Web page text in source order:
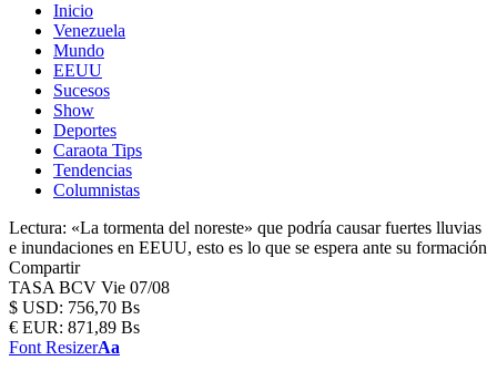
Inicio
Venezuela
Mundo
EEUU
Sucesos
Show
Deportes
Caraota Tips
Tendencias
Columnistas
Lectura: «La tormenta del noreste» que podría causar fuertes lluvias
e inundaciones en EEUU, esto es lo que se espera ante su formación
Compartir
TASA BCV Vie 07/08
$ USD: 756,70 Bs
€ EUR: 871,89 Bs
Font ResizerAa